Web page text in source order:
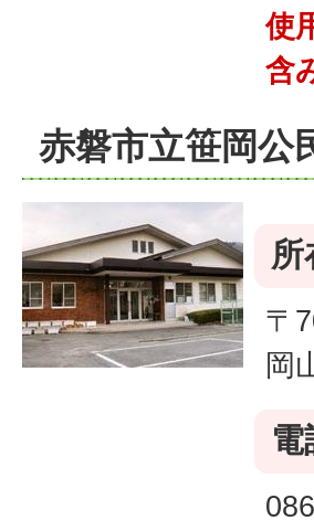
使
含
赤磐市立笹岡公
所
〒
岡
電